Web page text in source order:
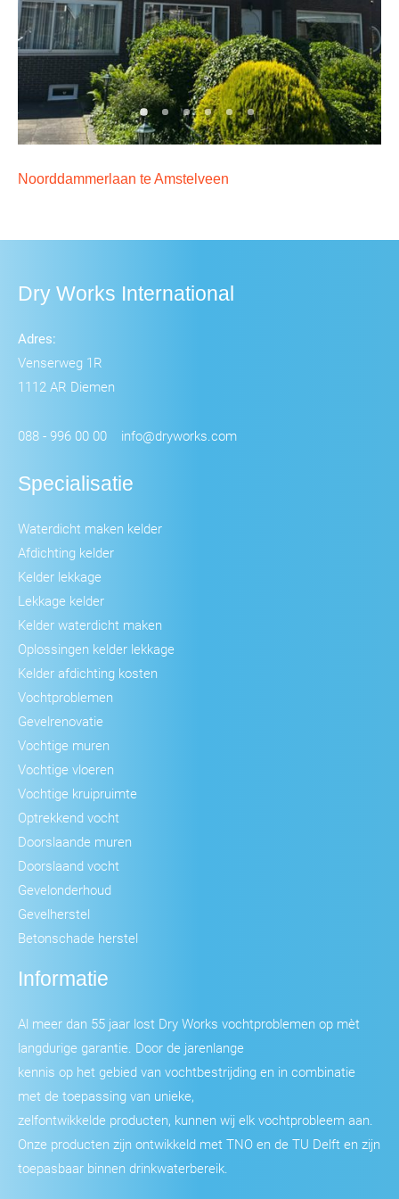
Noorddammerlaan te Amstelveen
Dry Works International
Adres:
Venserweg 1R
1112 AR Diemen
088 - 996 00 00 info@dryworks.com
Specialisatie
Waterdicht maken kelder
Afdichting kelder
Kelder lekkage
Lekkage kelder
Kelder waterdicht maken
Oplossingen kelder lekkage
Kelder afdichting kosten
Vochtproblemen
Gevelrenovatie
Vochtige muren
Vochtige vloeren
Vochtige kruipruimte
Optrekkend vocht
Doorslaande muren
Doorslaand vocht
Gevelonderhoud
Gevelherstel
Betonschade herstel
Informatie
Al meer dan 55 jaar lost Dry Works vochtproblemen op mèt
langdurige garantie. Door de jarenlange
kennis op het gebied van vochtbestrijding en in combinatie
met de toepassing van unieke,
zelfontwikkelde producten, kunnen wij elk vochtprobleem aan.
Onze producten zijn ontwikkeld met TNO en de TU Delft en zijn
toepasbaar binnen drinkwaterbereik.